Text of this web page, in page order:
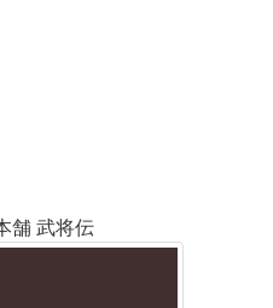
舗 武将伝